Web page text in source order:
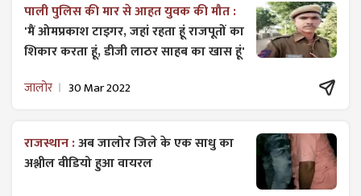
पाली पुलिस की मार से आहत युवक की मौत :
'मैं ओमप्रकाश टाइगर, जहां रहता हूं राजपूतों का
शिकार करता हूं, डीजी लाठर साहब का खास हूं'
जालोर 30 Mar 2022
राजस्थान :अब जालोर जिले के एक साधु का
अश्लील वीडियो हुआ वायरल